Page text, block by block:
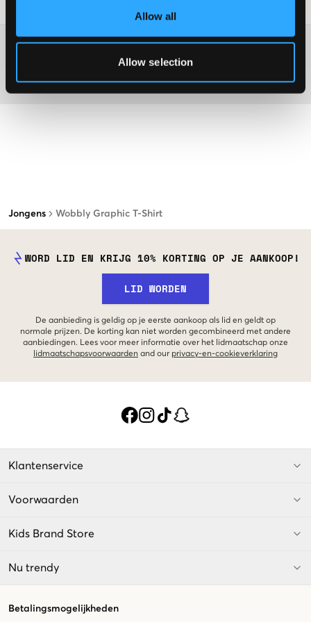
Allow all
Allow selection
Jongens Wobbly Graphic T-Shirt
Washing advice
Materiaal
WORD LID EN KRIJG 10% KORTING OP JE AANKOOP!
LID WORDEN
De aanbieding is geldig op je eerste aankoop als lid en geldt op
normale prijzen. De korting kan niet worden gecombineerd met andere
aanbiedingen. Lees voor meer informatie over het lidmaatschap onze
lidmaatschapsvoorwaarden and our privacy-en-cookieverklaring
Klantenservice
Voorwaarden
Kids Brand Store
Nu trendy
Betalingsmogelijkheden